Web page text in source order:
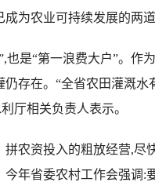
为农业可持续发展的两道
是“第一浪费大户”。作
存在。“全省农田灌溉水
厅相关负责人表示。
资投入的粗放经营,尽
年省委农村工作会强调: